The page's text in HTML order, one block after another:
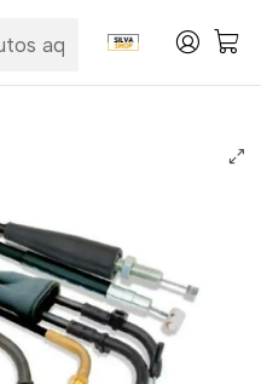
Cabos de Embraiagem
CRF 250 R 14-17